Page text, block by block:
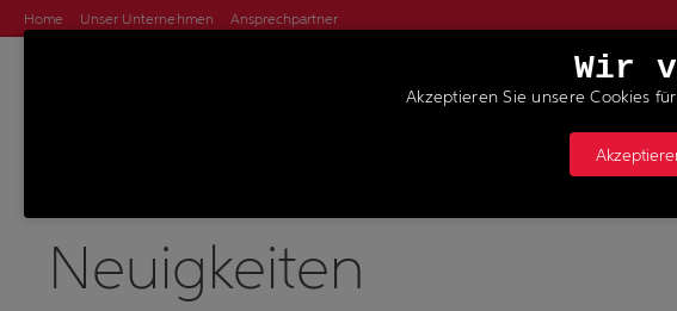
Home Unser Unternehmen Ansprechpartner
MASCHINEN
Neuigkeiten
Wir
Akzeptieren Sie unsere Cookies